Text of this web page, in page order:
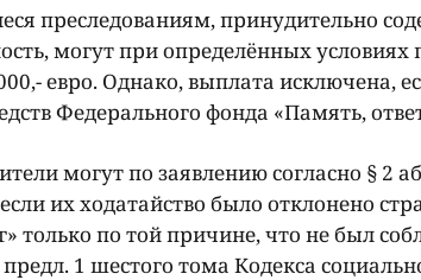
преследованиям, принудительно
могут при определённых
евро. Однако, выплата исключена,
Федерального фонда «Память,
могут по заявлению согласно § 2
их ходатайство было отклонено
только по той причине, что не был
предл. 1 шестого тома Кодекса